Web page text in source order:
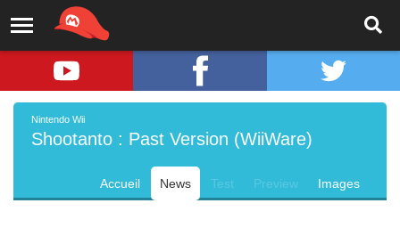
Nintendo Wii
Shootanto : Past Version (WiiWare)
Accueil News Test Preview Images